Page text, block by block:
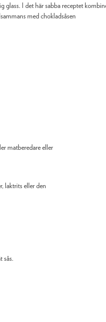
I det här sabba receptet
med chokladsåsen
matberedare eller
laktrits eller den
sås.